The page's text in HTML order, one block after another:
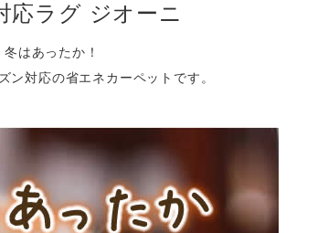
応ラグ ジオーニ
はあったか！
ン対応の省エネカーペットです。